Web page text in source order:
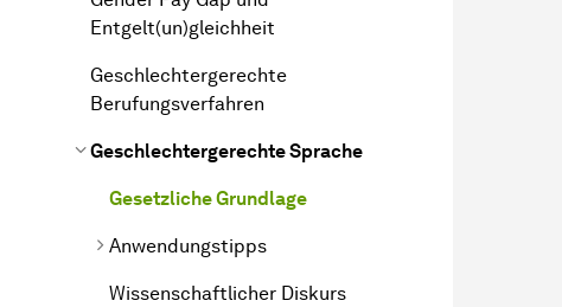
Entgelt(un)gleichheit
Geschlechtergerechte
Berufungsverfahren
Geschlechtergerechte Sprache
Gesetzliche Grundlage
Anwendungstipps
Wissenschaftlicher Diskurs